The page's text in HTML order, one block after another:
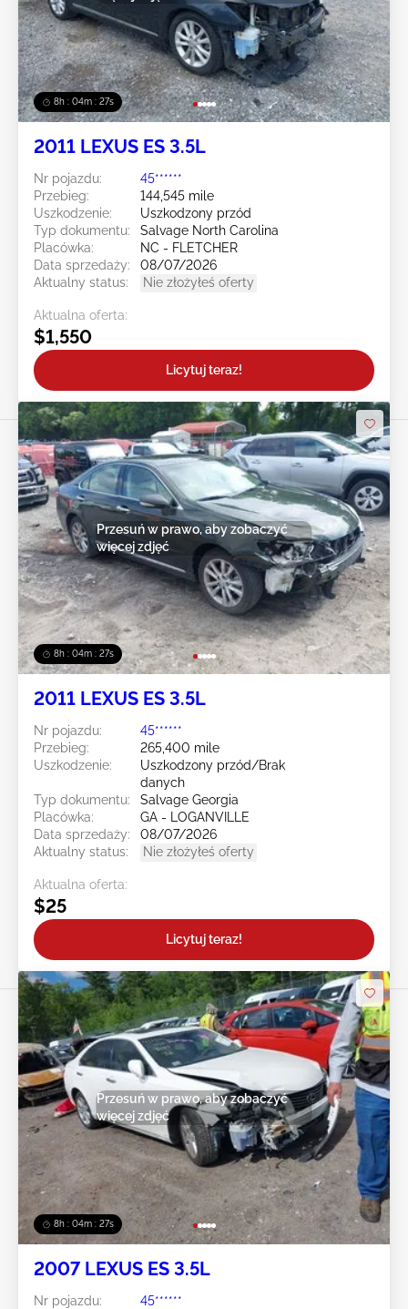
8h : 04m : 24s
2011 LEXUS ES 3.5L
Nr pojazdu:
45******
Przebieg:
144,545 mile
Uszkodzenie:
Uszkodzony przód
Typ dokumentu:
Salvage North Carolina
Placówka:
NC - FLETCHER
Data sprzedaży:
08/07/2026
Aktualny status:
Nie złożyłeś oferty
Aktualna oferta:
$1,550
Licytuj teraz!
8h : 04m : 24s
Przesuń w prawo, aby zobaczyć
więcej zdjęć
2011 LEXUS ES 3.5L
Nr pojazdu:
45******
Przebieg:
265,400 mile
Uszkodzenie:
Uszkodzony przód/Brak
danych
Typ dokumentu:
Salvage Georgia
Placówka:
GA - LOGANVILLE
Data sprzedaży:
08/07/2026
Aktualny status:
Nie złożyłeś oferty
Aktualna oferta:
$25
Licytuj teraz!
8h : 04m : 24s
Przesuń w prawo, aby zobaczyć
więcej zdjęć
2007 LEXUS ES 3.5L
Nr pojazdu:
45******